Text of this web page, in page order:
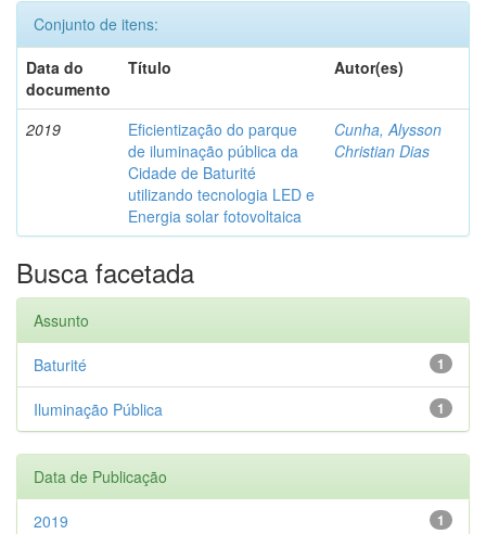
Conjunto de itens:
Data do
documento
Título Autor(es)
2019
Eficientização do parque
de iluminação pública da
Cidade de Baturité
utilizando tecnologia LED e
Energia solar fotovoltaica
Cunha, Alysson
Christian Dias
Busca facetada
Assunto
1
Baturité
1
Iluminação Pública
Data de Publicação
1
2019